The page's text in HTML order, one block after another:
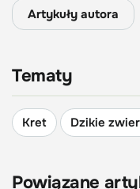
Artykuły autora
Tematy
Kret Dzikie
Powiązane